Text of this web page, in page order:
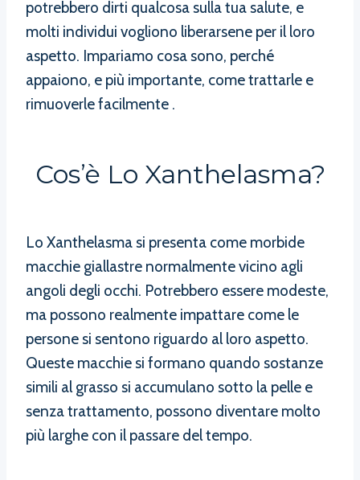
potrebbero dirti qualcosa sulla tua salute, e
molti individui vogliono liberarsene per il loro
aspetto. Impariamo cosa sono, perché
appaiono, e più importante, come trattarle e
rimuoverle facilmente .
Cos’è Lo Xanthelasma?
Lo Xanthelasma si presenta come morbide
macchie giallastre normalmente vicino agli
angoli degli occhi. Potrebbero essere modeste,
ma possono realmente impattare come le
persone si sentono riguardo al loro aspetto.
Queste macchie si formano quando sostanze
simili al grasso si accumulano sotto la pelle e
senza trattamento, possono diventare molto
più larghe con il passare del tempo.